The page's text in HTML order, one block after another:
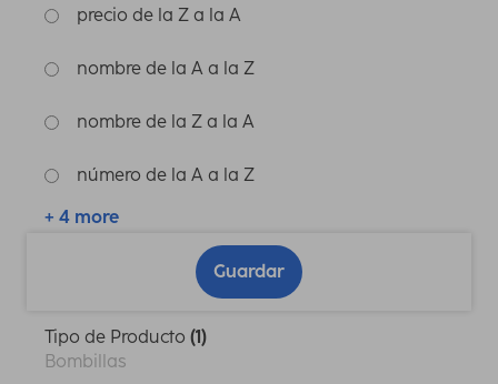
precio de la Z a la A
nombre de la A a la Z
nombre de la Z a la A
número de la A a la Z
+ 4 more
Guardar
Tipo de Producto (1)
Bombillas